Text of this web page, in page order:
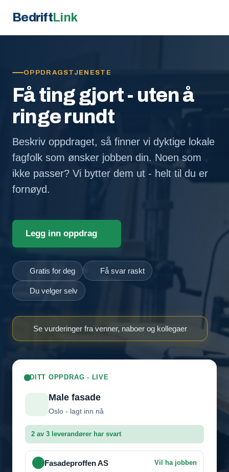
BedriftLink
OPPDRAGSTJENESTE
Få ting gjort - uten å
ringe rundt
Beskriv oppdraget, så finner vi dyktige lokale
fagfolk som ønsker jobben din. Noen som
ikke passer? Vi bytter dem ut - helt til du er
fornøyd.
Legg inn oppdrag
Gratis for deg Få svar raskt
Du velger selv
Se vurderinger fra venner, naboer og kollegaer
DITT OPPDRAG - LIVE
Male fasade
Oslo - lagt inn nå
2 av 3 leverandører har svart
Fasadeproffen AS Vil ha jobben